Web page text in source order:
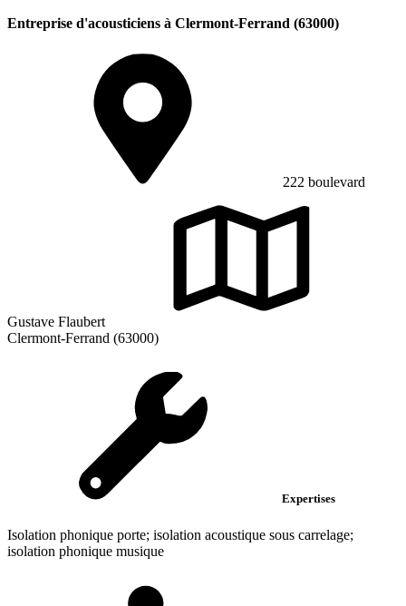
Entreprise d'acousticiens à Clermont-Ferrand (63000)
222 boulevard
Gustave Flaubert
Clermont-Ferrand (63000)
Expertises
Isolation phonique porte; isolation acoustique sous carrelage;
isolation phonique musique